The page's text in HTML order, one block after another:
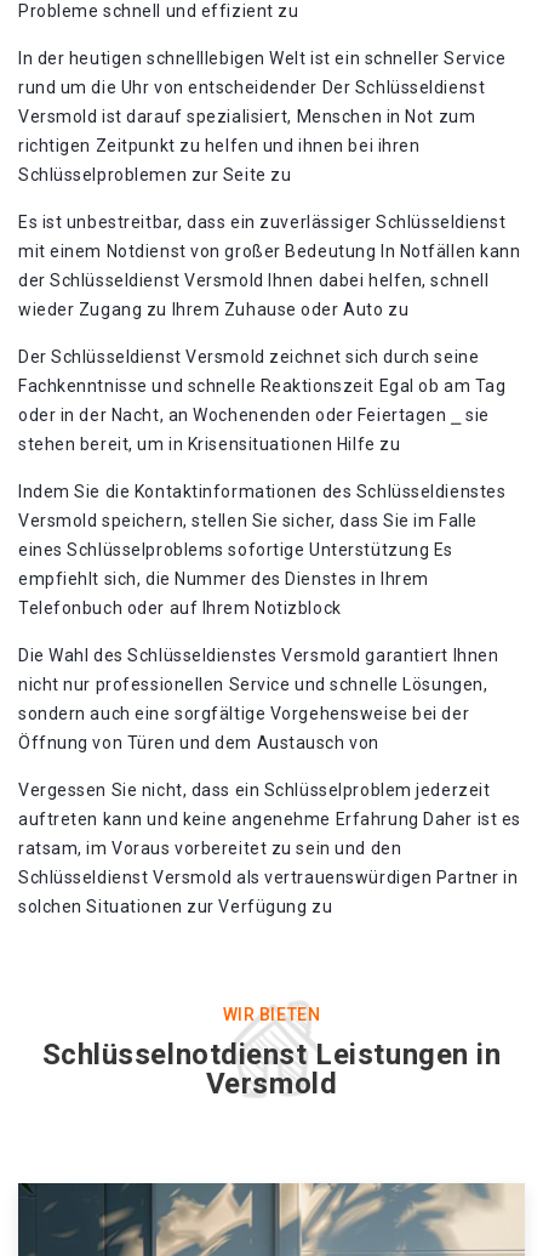
Probleme schnell und effizient zu
In der heutigen schnelllebigen Welt ist ein schneller Service
rund um die Uhr von entscheidender Der Schlüsseldienst
Versmold ist darauf spezialisiert, Menschen in Not zum
richtigen Zeitpunkt zu helfen und ihnen bei ihren
Schlüsselproblemen zur Seite zu
Es ist unbestreitbar, dass ein zuverlässiger Schlüsseldienst
mit einem Notdienst von großer Bedeutung In Notfällen kann
der Schlüsseldienst Versmold Ihnen dabei helfen, schnell
wieder Zugang zu Ihrem Zuhause oder Auto zu
Der Schlüsseldienst Versmold zeichnet sich durch seine
Fachkenntnisse und schnelle Reaktionszeit Egal ob am Tag
oder in der Nacht, an Wochenenden oder Feiertagen ⎯ sie
stehen bereit, um in Krisensituationen Hilfe zu
Indem Sie die Kontaktinformationen des Schlüsseldienstes
Versmold speichern, stellen Sie sicher, dass Sie im Falle
eines Schlüsselproblems sofortige Unterstützung Es
empfiehlt sich, die Nummer des Dienstes in Ihrem
Telefonbuch oder auf Ihrem Notizblock
Die Wahl des Schlüsseldienstes Versmold garantiert Ihnen
nicht nur professionellen Service und schnelle Lösungen,
sondern auch eine sorgfältige Vorgehensweise bei der
Öffnung von Türen und dem Austausch von
Vergessen Sie nicht, dass ein Schlüsselproblem jederzeit
auftreten kann und keine angenehme Erfahrung Daher ist es
ratsam, im Voraus vorbereitet zu sein und den
Schlüsseldienst Versmold als vertrauenswürdigen Partner in
solchen Situationen zur Verfügung zu
WIR BIETEN
Schlüsselnotdienst Leistungen in
Versmold